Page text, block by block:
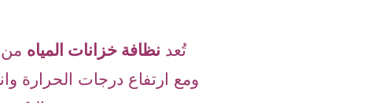
تُعد نظافة خزانات المياه من
ومع ارتفاع درجات الحرارة